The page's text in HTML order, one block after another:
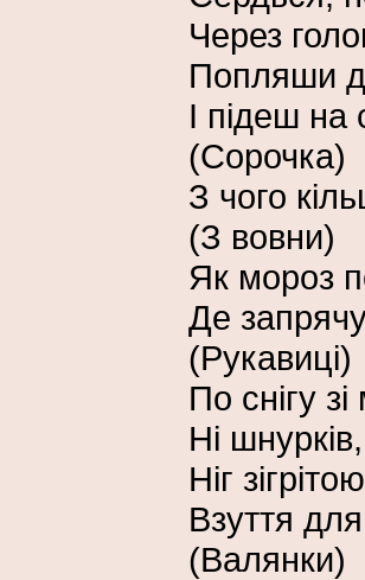
Через
Попляши
І підеш на
(Сорочка)
З чого
(З вовни)
Як мороз
Де
(Рукавиці)
По снігу
Ні
Ніг
Взуття
(Валянки)